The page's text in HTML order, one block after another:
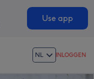
Use app
NL INLOGGEN